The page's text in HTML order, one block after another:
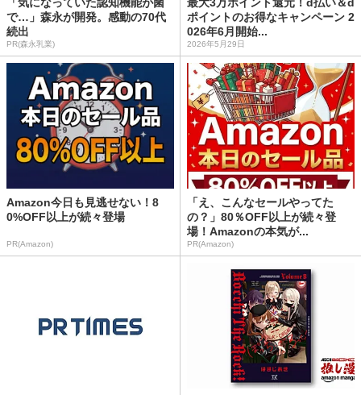
「気になっていた認知機能が菌
で…」森永が開発。感動の70代
続出
PR(森永乳業)
最大3万ポイント還元！d払い＆d
ポイントのお得なキャンペーン 2
026年6月開始...
2026年5月29日
Amazon今日も見逃せない！8
0%OFF以上が続々登場
PR(Amazon)
「え、こんなセールやってた
の？」80％OFF以上が続々登
場！Amazonの本気が...
PR(Amazon)